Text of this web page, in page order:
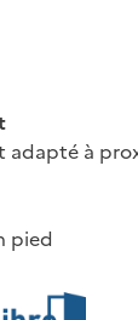
adapté à
pied